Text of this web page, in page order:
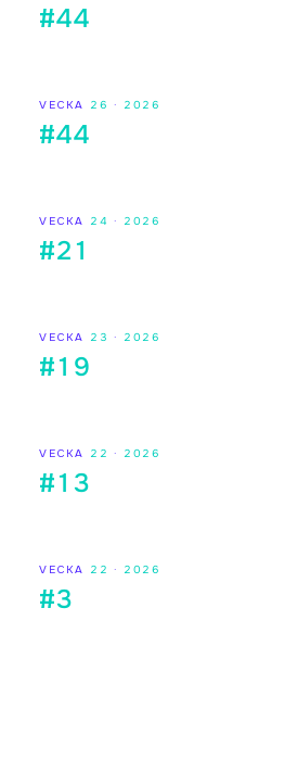
#44
VECKA 26 · 2026
#44
VECKA 24 · 2026
#21
VECKA 23 · 2026
#19
VECKA 22 · 2026
#13
VECKA 22 · 2026
#3